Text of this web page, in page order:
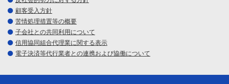
顧客受入方針
苦情処理措置等の概要
子会社との共同利用について
信用協同組合代理業に関する表示
電子決済等代行業者との連携および協働について